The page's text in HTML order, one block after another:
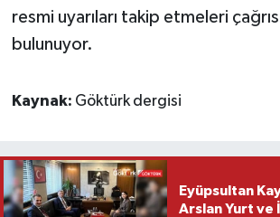
resmi uyarıları takip etmeleri
bulunuyor.
Kaynak: Göktürk dergisi
Eyüpsultan
Arslan Yurt ve